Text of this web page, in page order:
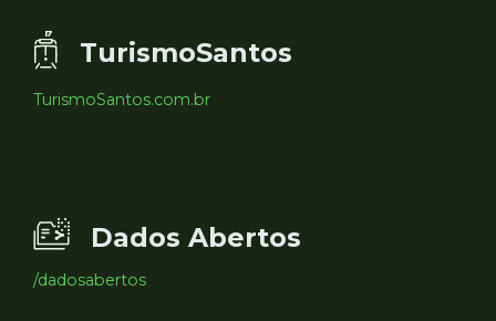
TurismoSantos
TurismoSantos.com.br
Dados Abertos
/dadosabertos